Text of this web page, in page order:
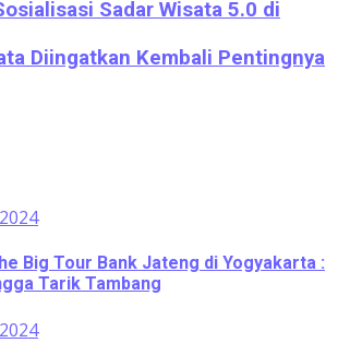
Sadar Wisata 5.0 di
Diingatkan Kembali Pentingnya
Big Tour Bank Jateng di Yogyakarta :
Tarik Tambang